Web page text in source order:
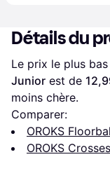
Détails du
Le prix le plus
Junior est de
moins chère.
Comparer:
OROKS
OROKS